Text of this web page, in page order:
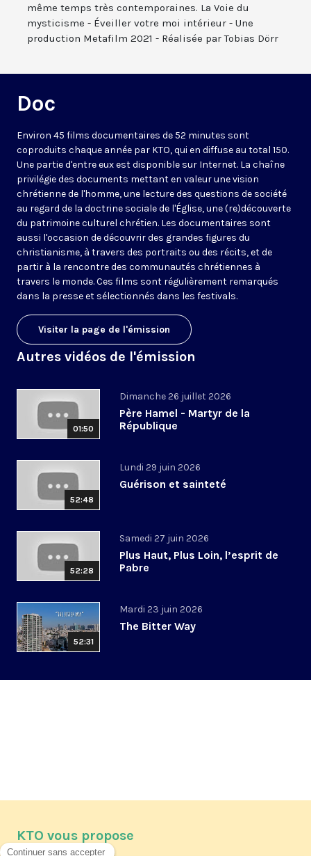
même temps très contemporaines. La Voie du
mysticisme - Éveiller votre moi intérieur - Une
production Metafilm 2021 - Réalisée par Tobias Dörr
Doc
Environ 45 films documentaires de 52 minutes sont
coproduits chaque année par KTO, qui en diffuse au total 150.
Une partie d'entre eux est disponible sur Internet. La chaîne
privilégie des documents mettant en valeur une vision
chrétienne de l'homme, une lecture des questions de société
au regard de la doctrine sociale de l'Église, une (re)découverte
du patrimoine culturel chrétien. Les documentaires sont
aussi l'occasion de découvrir des grandes figures du
christianisme, à travers des portraits ou des récits, et de
partir à la rencontre des communautés chrétiennes à
travers le monde. Ces films sont régulièrement remarqués
dans la presse et sélectionnés dans les festivals.
Visiter la page de l'émission
Autres vidéos de l'émission
01:50
Dimanche 26 juillet 2026
Père Hamel - Martyr de la
République
52:48
Lundi 29 juin 2026
Guérison et sainteté
52:28
Samedi 27 juin 2026
Plus Haut, Plus Loin, l’esprit de
Pabre
52:31
Mardi 23 juin 2026
The Bitter Way
KTO vous propose